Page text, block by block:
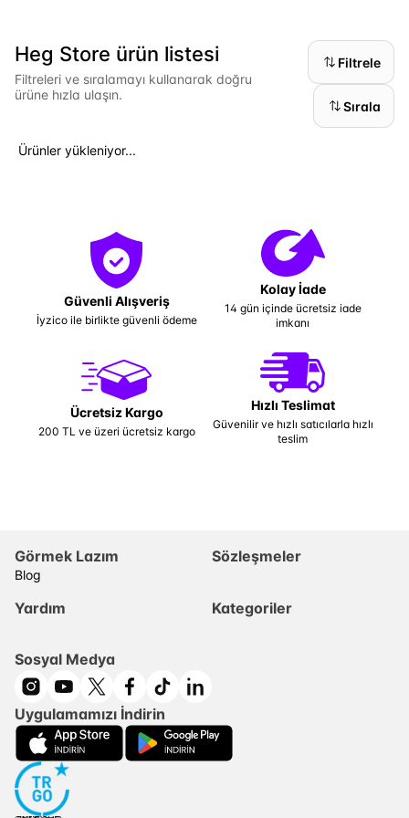
Heg Store ürün listesi
Filtreleri ve sıralamayı kullanarak doğru
ürüne hızla ulaşın.
Filtrele
Sırala
Ürünler yükleniyor...
Güvenli Alışveriş
İyzico ile birlikte güvenli ödeme
Kolay İade
14 gün içinde ücretsiz iade
imkanı
Ücretsiz Kargo
200 TL ve üzeri ücretsiz kargo
Hızlı Teslimat
Güvenilir ve hızlı satıcılarla hızlı
teslim
Görmek Lazım
Blog
Sözleşmeler
Yardım Kategoriler
Sosyal Medya
Uygulamamızı İndirin